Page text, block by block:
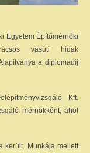
Egyetem Építőmérnöki
vasúti hidak
a diplomadíj
Kft.
mérnökként, ahol
került. Munkája mellett